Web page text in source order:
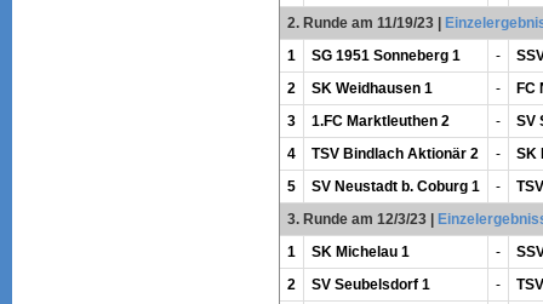
2. Runde am 11/19/23|
1
SG 1951 Sonneberg 1 -
2
SK Weidhausen 1 -
FC
3
1.FC Marktleuthen 2 -
SV
4
TSV Bindlach Aktionär 2 -
SK
5
SV Neustadt b. Coburg 1 -
3. Runde am 12/3/23|
1
SK Michelau 1 -
2
SV Seubelsdorf 1 -